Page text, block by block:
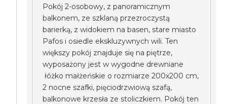
Pokój 2-osobowy, z panoramicznym
balkonem, ze szklaną przezroczystą
barierką, z widokiem na basen, stare miasto
Pafos i osiedle ekskluzywnych wili. Ten
większy pokój znajduje się na piętrze,
wyposażony jest w wygodne drewniane
łóżko małżeńskie o rozmiarze 200x200 cm,
2 nocne szafki, pięciodrzwiową szafą,
balkonowe krzesła ze stoliczkiem. Pokój ten